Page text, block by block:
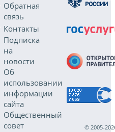
Обратная
связь
Контакты
Подписка
на
новости
Об
использовании
информации
сайта
Общественный
совет
© 2005-